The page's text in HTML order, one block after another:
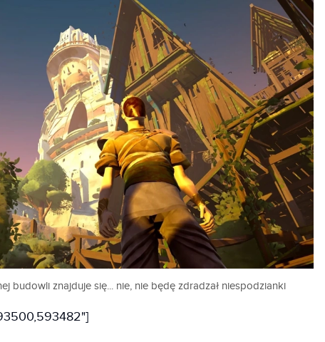
budowli znajduje się... nie, nie będę zdradzał niespodzianki